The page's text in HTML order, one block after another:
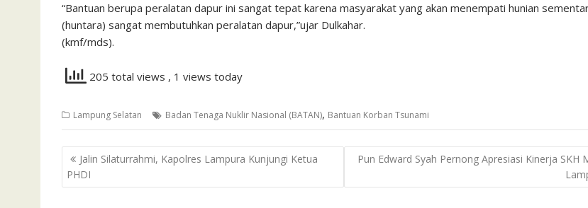
“Bantuan berupa peralatan dapur ini sangat tepat karena masyarakat yang akan menempati hunian
(huntara) sangat membutuhkan peralatan dapur,”ujar Dulkahar.
(kmf/mds).
205 total views , 1 views today
Lampung Selatan Badan Tenaga Nuklir Nasional (BATAN), Bantuan Korban Tsunami
Navigasi
pos
Jalin Silaturrahmi, Kapolres Lampura Kunjungi Ketua
PHDI
Pun Edward Syah Pernong Apresiasi Kinerja SKH